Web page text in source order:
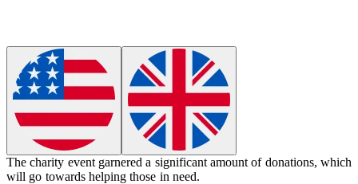
The charity event garnered a significant amount of donations, which
will go towards helping those in need.